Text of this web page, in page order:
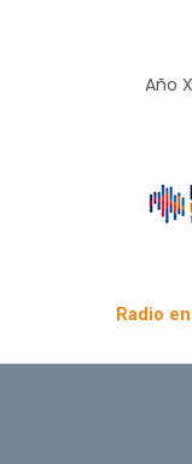
Año
Radio